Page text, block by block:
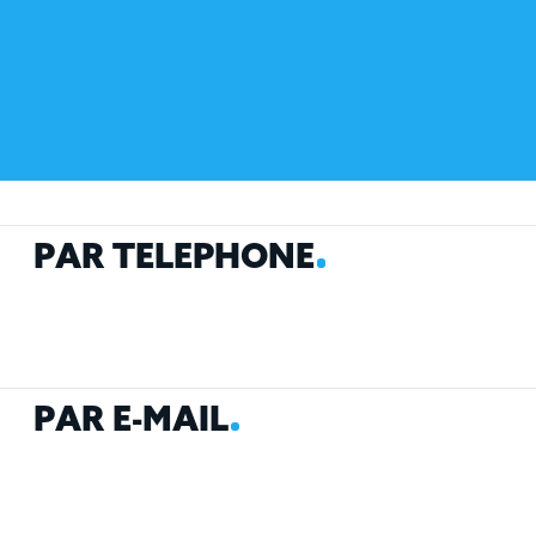
PAR TÉLÉPHONE
PAR E-MAIL